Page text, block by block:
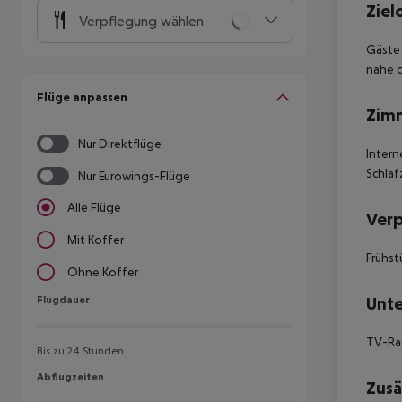
Verpflegung wählen
Flüge anpassen
Nur Direktflüge
Nur Eurowings-Flüge
Alle Flüge
Mit Koffer
Ohne Koffer
Flugdauer
Flugdauer
Bis zu 24 Stunden
Abflugzeiten
Abflugzeiten
nahe
TV-